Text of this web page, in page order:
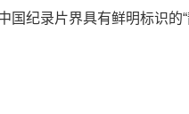
国纪录片界具有鲜明标识的“